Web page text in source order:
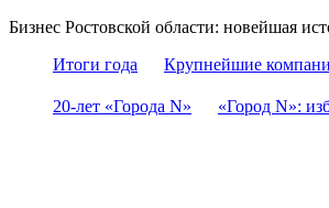
Бизнес Ростовской области: новейшая
Итоги года
Крупнейшие
20-лет «Города N» «Город N»: